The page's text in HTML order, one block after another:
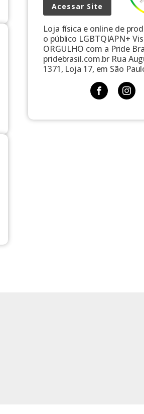
Acessar Site
Loja física e online de
o público LGBTQIAPN+
ORGULHO com a Pride
pridebrasil.com.br Rua
1371, Loja 17, em São